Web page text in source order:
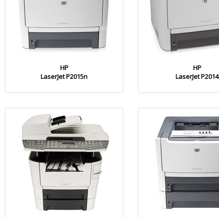
HP
LaserJet P2015n
HP
LaserJet P2014